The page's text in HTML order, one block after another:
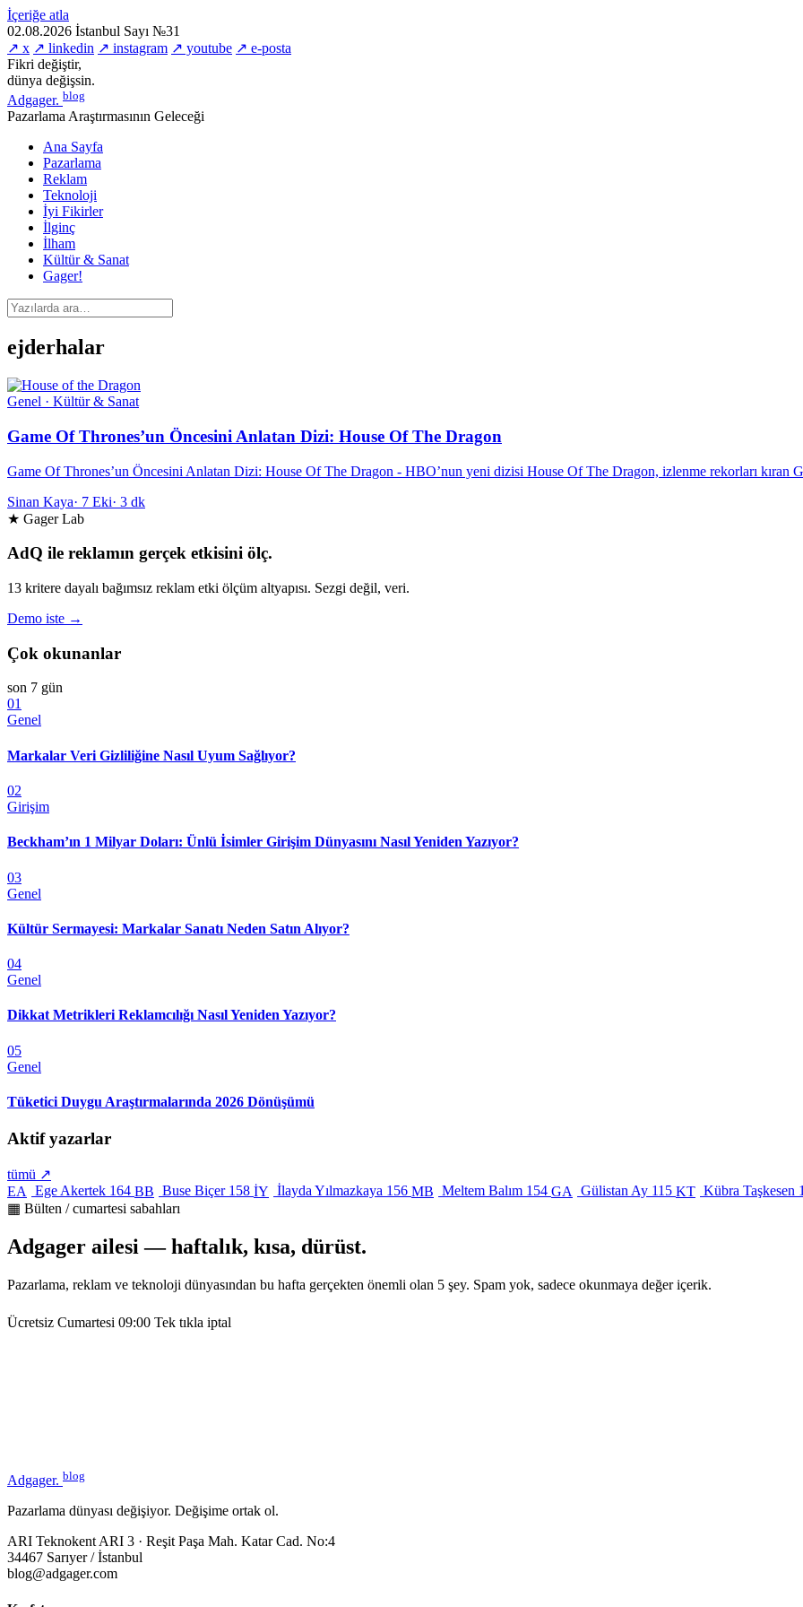
İçeriğe atla
02.08.2026 İstanbul Sayı №31
↗ x ↗ linkedin ↗ instagram ↗ youtube ↗ e-posta
Fikri değiştir,
dünya değişsin.
Adgager. blog
Pazarlama Araştırmasının Geleceği
Ana Sayfa
Pazarlama
Reklam
Teknoloji
İyi Fikirler
İlginç
İlham
Kültür & Sanat
Gager!
ejderhalar
Genel · Kültür & Sanat
Game Of Thrones’un Öncesini Anlatan Dizi: House Of The Dragon
Game Of Thrones’un Öncesini Anlatan Dizi: House Of The Dragon - HBO’nun yeni dizisi House Of The Dragon, izlenme rekorları kıran
Sinan Kaya· 7 Eki· 3 dk
★ Gager Lab
AdQ ile reklamın gerçek etkisini ölç.
13 kritere dayalı bağımsız reklam etki ölçüm altyapısı. Sezgi değil, veri.
Demo iste →
Çok okunanlar
son 7 gün
01
Genel
Markalar Veri Gizliliğine Nasıl Uyum Sağlıyor?
02
Girişim
Beckham’ın 1 Milyar Doları: Ünlü İsimler Girişim Dünyasını Nasıl Yeniden Yazıyor?
03
Genel
Kültür Sermayesi: Markalar Sanatı Neden Satın Alıyor?
04
Genel
Dikkat Metrikleri Reklamcılığı Nasıl Yeniden Yazıyor?
05
Genel
Tüketici Duygu Araştırmalarında 2026 Dönüşümü
Aktif yazarlar
tümü ↗
EA
Ege Akertek 164 BB Buse Biçer 158 İY İlayda Yılmazkaya 156 MB Meltem Balım 154 GA Gülistan Ay 115 KT Kübra Taşkesen
▦ Bülten / cumartesi sabahları
Adgager ailesi — haftalık, kısa, dürüst.
Pazarlama, reklam ve teknoloji dünyasından bu hafta gerçekten önemli olan 5 şey. Spam yok, sadece okunmaya değer içerik.
Ücretsiz Cumartesi 09:00 Tek tıkla iptal
Adgager. blog
Pazarlama dünyası değişiyor. Değişime ortak ol.
ARI Teknokent ARI 3 · Reşit Paşa Mah. Katar Cad. No:4
34467 Sarıyer / İstanbul
blog@adgager.com